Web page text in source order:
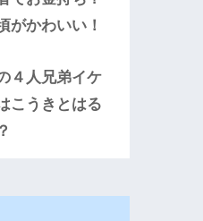
がかわいい！
４人兄弟イケ
こうきとはる